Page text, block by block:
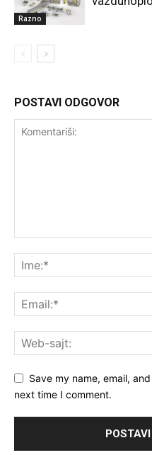
Razno
POSTAVI ODGOVOR
Save my name, email,
next time I comment.